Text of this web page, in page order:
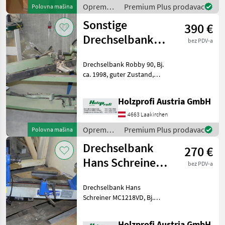
Polovna mašina
kgPreisänderungen
vorbeha
Oprema
za šumu i
obradu
drveta /
Hans
Premium Plus prodavac
Polovna mašina
Sonstige
Drechselbank
gebraucht
390 €
bez PDV-a
Drechselbank Robby 90, Bj.
ca. 1998, guter Zustand,
vorbehalten, Irrtümer,
Druck- und Satzfehler
vorbehalten Opre
Holzprofi Austria GmbH
4663 Laakirchen
Oprema
za šumu i
obradu
drveta /
Sonstige
Premium Plus prodavac
Drechselbank
Hans Schreiner
gebraucht
270 €
bez PDV-a
Drechselbank Hans
Schreiner MC1218VD, Bj.